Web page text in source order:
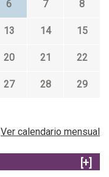
6 7 8
13 14 15
20 21 22
27 28 29
Ver calendario mensual
[+]